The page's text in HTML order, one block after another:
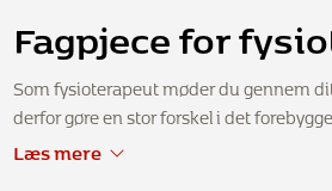
Fagpjece for
Som fysioterapeut møder du gennem
derfor gøre en stor forskel i det
Læs mere